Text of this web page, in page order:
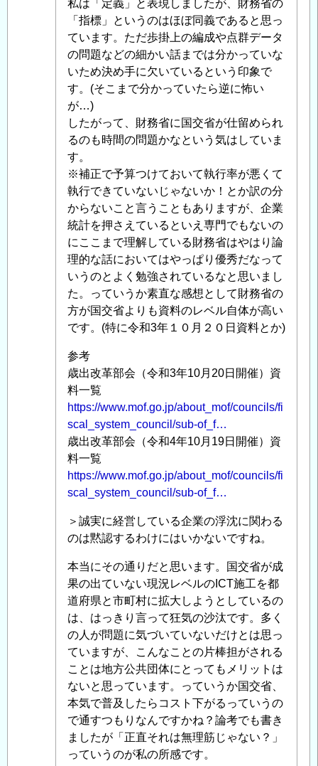
産
性
の
定
義
が
間
違
っ
て
い
る
と
思
う
件
に
つ
い
へ
の
返
信
私は「定義」と表現しましたが、財務省の
「指標」というのはほぼ同義であると思っ
ています。ただ歩掛上の編成や点群データ
の問題などの細かい話までは分かっていな
いため決め手に欠いているという印象で
す。(そこまで分かっていたら逆に怖い
が…)
したがって、財務省に国交省が仕留められ
るのも時間の問題かなという気はしていま
す。
※補正で予算つけておいて執行率が悪くて
執行できていないじゃないか！とか訳の分
からないこと言うこともありますが、企業
統計を押さえているといえ専門でもないの
にここまで理解している財務省はやはり論
理的な話においてはやっぱり優秀だなって
いうのとよく勉強されているなと思いまし
た。っていうか素直な感想として財務省の
方が国交省よりも資料のレベル自体が高い
です。(特に令和3年１０月２０日資料とか)
参考
歳出改革部会（令和3年10月20日開催）資
料一覧
https://www.mof.go.jp/about_mof/councils/fi
scal_system_council/sub-of_f…
歳出改革部会（令和4年10月19日開催）資
料一覧
https://www.mof.go.jp/about_mof/councils/fi
scal_system_council/sub-of_f…
＞誠実に経営している企業の浮沈に関わる
のは黙認するわけにはいかないですね。
本当にその通りだと思います。国交省が成
果の出ていない現況レベルのICT施工を都
道府県と市町村に拡大しようとしているの
は、はっきり言って狂気の沙汰です。多く
の人が問題に気づいていないだけとは思っ
ていますが、こんなことの片棒担がされる
ことは地方公共団体にとってもメリットは
ないと思っています。っていうか国交省、
本気で普及したらコスト下がるっていうの
で通すつもりなんですかね？論考でも書き
ましたが「正直それは無理筋じゃない？」
っていうのが私の所感です。